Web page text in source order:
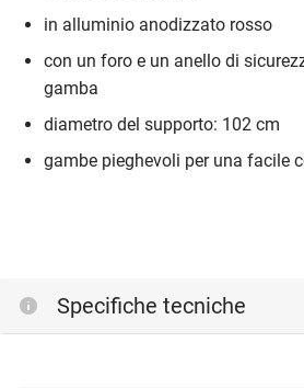
in alluminio anodizzato rosso
con un foro e un anello di
gamba
diametro del supporto: 102 cm
gambe pieghevoli per una facile
Specifiche tecniche